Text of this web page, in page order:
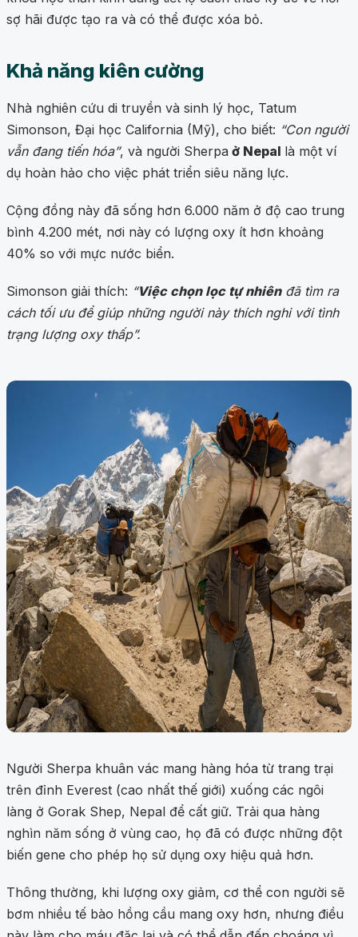
sợ hãi được tạo ra và có thể được xóa bỏ.
Khả năng kiên cường
Nhà nghiên cứu di truyền và sinh lý học, Tatum
Simonson, Đại học California (Mỹ), cho biết: “Con người
vẫn đang tiến hóa”, và người Sherpa ở Nepal là một ví
dụ hoàn hảo cho việc phát triển siêu năng lực.
Cộng đồng này đã sống hơn 6.000 năm ở độ cao trung
bình 4.200 mét, nơi này có lượng oxy ít hơn khoảng
40% so với mực nước biển.
Simonson giải thích: “Việc chọn lọc tự nhiênđã tìm ra
cách tối ưu để giúp những người này thích nghi với tình
trạng lượng oxy thấp”.
Người Sherpa khuân vác mang hàng hóa từ trang trại
trên đỉnh Everest (cao nhất thế giới) xuống các ngôi
làng ở Gorak Shep, Nepal để cất giữ. Trải qua hàng
nghìn năm sống ở vùng cao, họ đã có được những đột
biến gene cho phép họ sử dụng oxy hiệu quả hơn.
Thông thường, khi lượng oxy giảm, cơ thể con người sẽ
bơm nhiều tế bào hồng cầu mang oxy hơn, nhưng điều